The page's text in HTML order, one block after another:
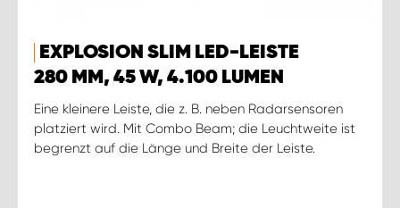
EXPLOSION SLIM LED-LEISTE
280 MM, 45 W, 4.100 LUMEN
Eine kleinere Leiste, die z. B. neben Radarsensoren
platziert wird. Mit Combo Beam; die Leuchtweite ist
begrenzt auf die Länge und Breite der Leiste.